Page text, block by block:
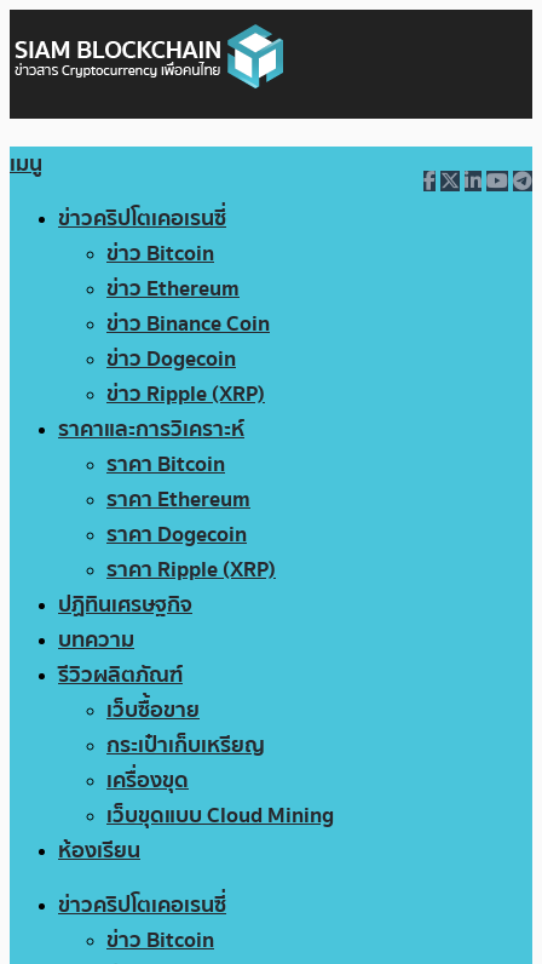
เมนู
ข่าวคริปโตเคอเรนซี่
ข่าว Bitcoin
ข่าว Ethereum
ข่าว Binance Coin
ข่าว Dogecoin
ข่าว Ripple (XRP)
ราคาและการวิเคราะห์
ราคา Bitcoin
ราคา Ethereum
ราคา Dogecoin
ราคา Ripple (XRP)
ปฏิทินเศรษฐกิจ
บทความ
รีวิวผลิตภัณฑ์
เว็บซื้อขาย
กระเป๋าเก็บเหรียญ
เครื่องขุด
เว็บขุดแบบ Cloud Mining
ห้องเรียน
ข่าวคริปโตเคอเรนซี่
ข่าว Bitcoin